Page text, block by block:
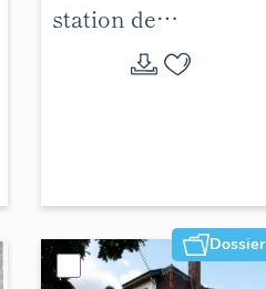
station de
villégiature
d'Elisabethville
Dossier